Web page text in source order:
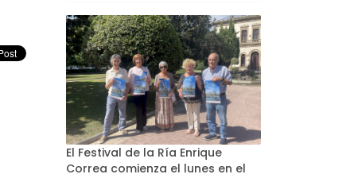
El Festival de la Ría Enrique
Correa comienza el lunes en el